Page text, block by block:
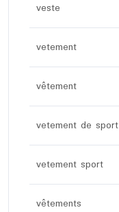
veste
vetement
vêtement
vetement de sport
vetement sport
vêtements